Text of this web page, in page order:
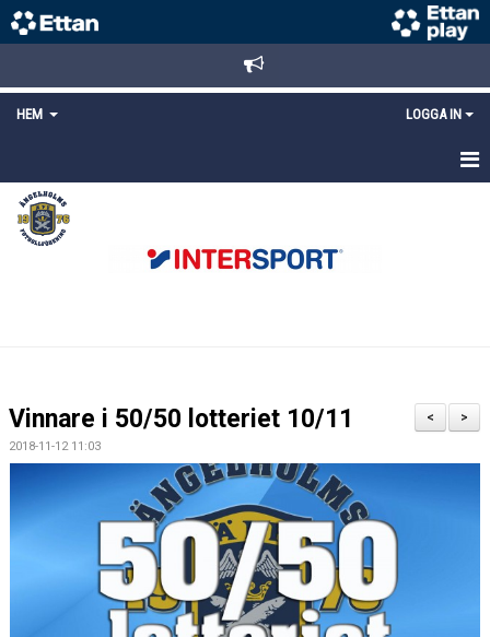
HEM LOGGA IN
STARTSIDA
NYHETER
LÄNKAR
MEDLEMS OCH TRÄNINGSAVGIFTER
>
<
Vinnare i 50/50 lotteriet 10/11
2018-11-12 11:03